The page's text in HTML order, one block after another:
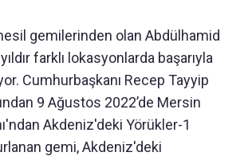
gemilerinden olan Abdülhamid
farklı lokasyonlarda başarıyla
Cumhurbaşkanı Recep Tayyip
9 Ağustos 2022’de Mersin
Akdeniz'deki Yörükler-1
gemi, Akdeniz'deki